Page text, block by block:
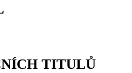
TITULŮ